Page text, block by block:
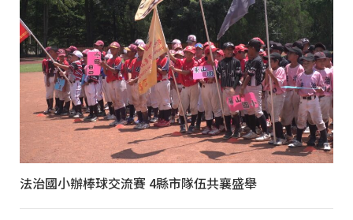
法治國小辦棒球交流賽 4縣市隊伍共襄盛舉